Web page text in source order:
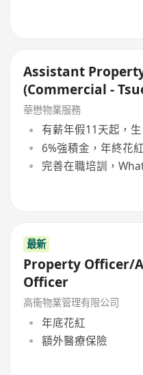
Assistant
(Commercial -
華懋物業服務
有薪年假11天起，
6%強積金，年終花
完善在職培訓，
最新
Property Officer/
Officer
高衞物業管理有限公司
年底花紅
額外醫療保險